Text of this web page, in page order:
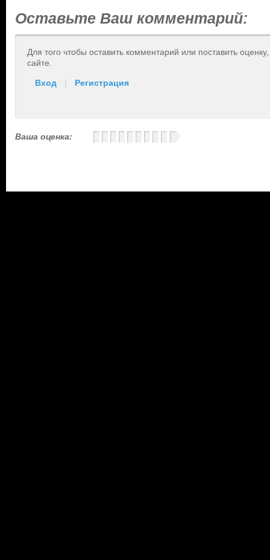
Оставьте Ваш комментарий:
Для того чтобы оставить комментарий или поставить
сайте.
Вход | Регистрация
Ваша оценка: